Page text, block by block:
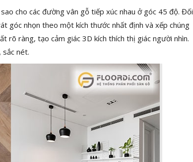
cho các đường vân gỗ tiếp xúc nhau ở góc 45 độ. Đối
góc nhọn theo một kích thước nhất định và xếp chúng
rõ ràng, tạo cảm giác 3D kích thích thị giác người nhìn.
sắc nét.